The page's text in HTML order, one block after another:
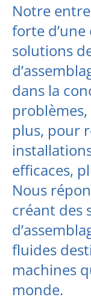
Notre
forte
solutions
dans la
plus, pour
efficaces,
Nous
créant des
fluides
machines
monde.